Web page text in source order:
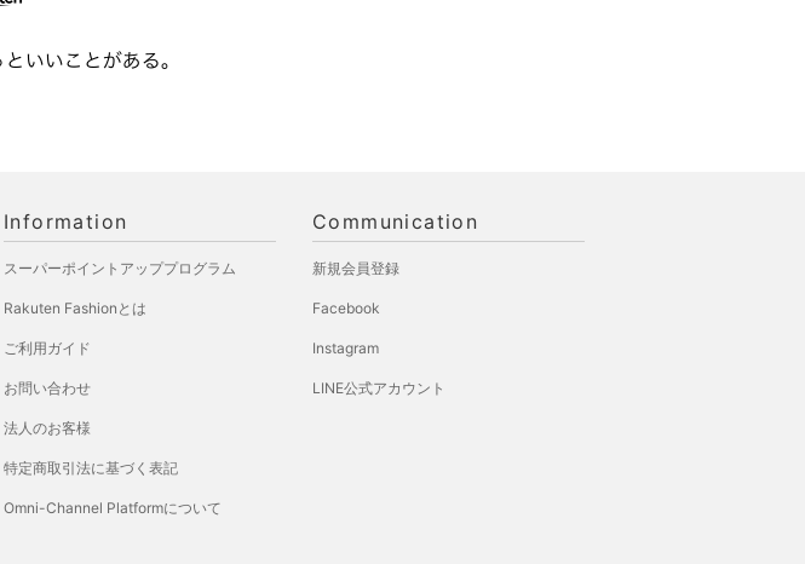
Information
スーパーポイントアッププログラム
Rakuten Fashionとは
ご利用ガイド
お問い合わせ
法人のお客様
特定商取引法に基づく表記
Omni-Channel Platformについて
Communication
新規会員登録
Facebook
Instagram
LINE公式アカウント